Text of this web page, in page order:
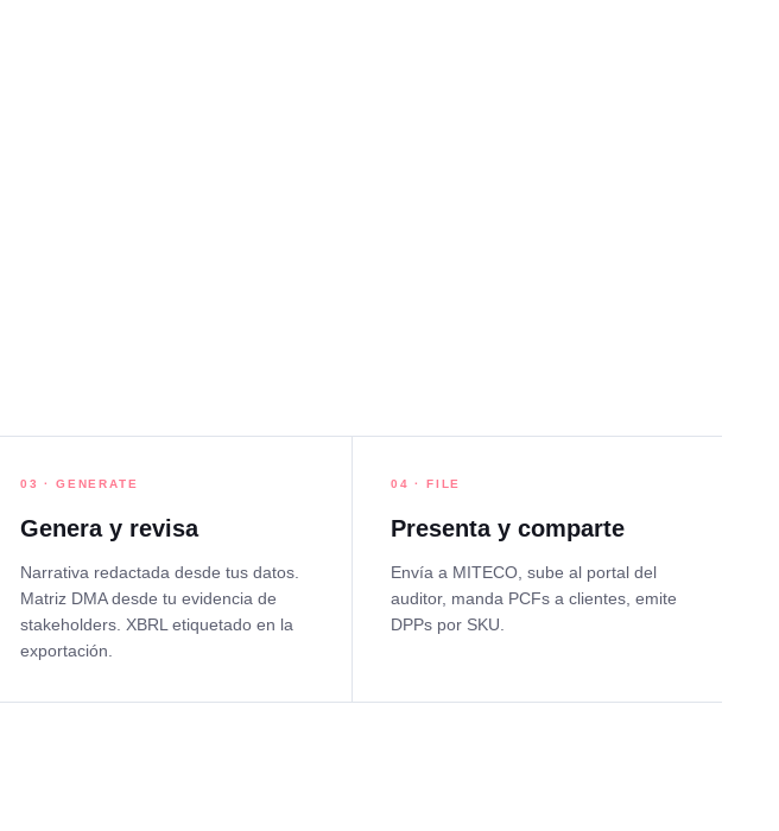
03 · GENERATE
Genera y revisa
Narrativa redactada desde tus datos.
Matriz DMA desde tu evidencia de
stakeholders. XBRL etiquetado en la
exportación.
04 · FILE
Presenta y comparte
Envía a MITECO, sube al portal del
auditor, manda PCFs a clientes, emite
DPPs por SKU.